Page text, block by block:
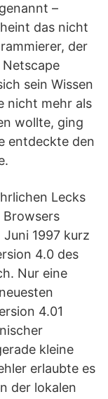
–
das nicht
der
sein Wissen
nicht mehr als
wollte, ging
entdeckte den
Lecks
Browsers
1997 kurz
4.0 des
Nur eine
4.01
kleine
erlaubte es
der lokalen